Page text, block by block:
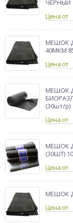
ЧЕРНЫЙ
Цена от
МЕШОК
40МКМ
Цена от
МЕШОК
(30шт/р)
Цена от
МЕШОК
(30ШТ)
Цена от
МЕШОК
Цена от